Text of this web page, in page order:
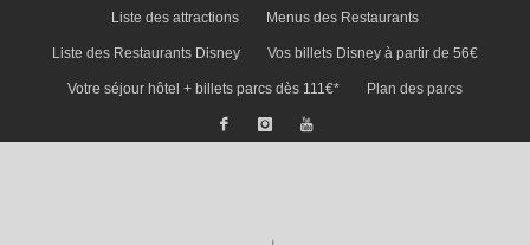
Liste des attractions Menus des Restaurants
Liste des Restaurants Disney Vos billets Disney à partir de 56€
Votre séjour hôtel + billets parcs dès 111€* Plan des parcs